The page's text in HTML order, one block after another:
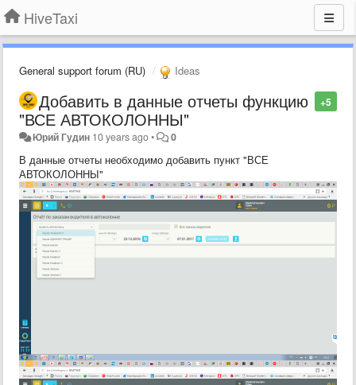
HiveTaxi
General support forum (RU) Ideas
+5
Добавить в данные отчеты функцию
"ВСЕ АВТОКОЛОННЫ"
Юрий Гудин 10 years ago• 0
В данные отчеты необходимо добавить пункт "ВСЕ
АВТОКОЛОННЫ"